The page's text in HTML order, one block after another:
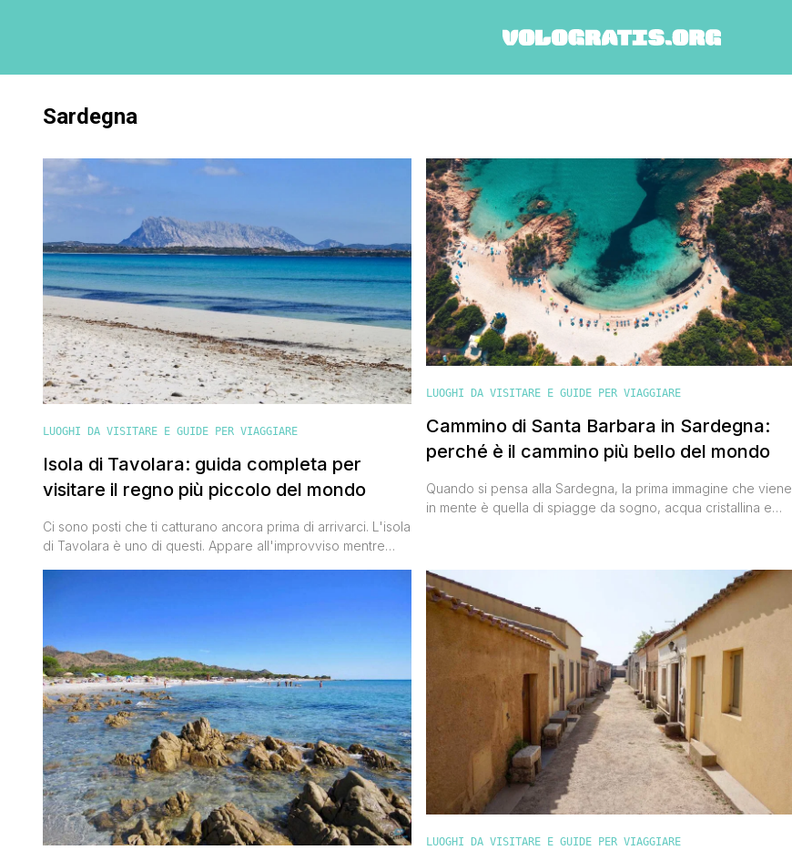
Sardegna
LUOGHI DA VISITARE E GUIDE PER VIAGGIARE
Isola di Tavolara: guida completa per
visitare il regno più piccolo del mondo
Ci sono posti che ti catturano ancora prima di arrivarci. L'isola
di Tavolara è uno di questi. Appare all'improvviso mentre
Tavolara non è solo [']
LUOGHI DA VISITARE E GUIDE PER VIAGGIARE
Cammino di Santa Barbara in Sardegna:
perché è il cammino più bello del mondo
Quando si pensa alla Sardegna, la prima immagine che viene
in mente è quella di spiagge da sogno, acqua cristallina e
Valentina [']
LUOGHI DA VISITARE E GUIDE PER VIAGGIARE